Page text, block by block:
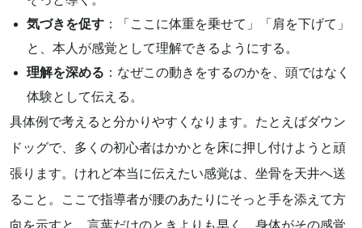
気づきを促す ：「ここに体重を乗せて」「肩を下げて」
と、本人が感覚として理解できるようにする。
理解を深める ：なぜこの動きをするのかを、頭ではなく
体験として伝える。
具体例で考えると分かりやすくなります。たとえばダウン
ドッグで、多くの初心者はかかとを床に押し付けようと頑
張ります。けれど本当に伝えたい感覚は、坐骨を天井へ送
ること。ここで指導者が腰のあたりにそっと手を添えて方
向を示すと、言葉だけのときよりも早く、身体がその感覚